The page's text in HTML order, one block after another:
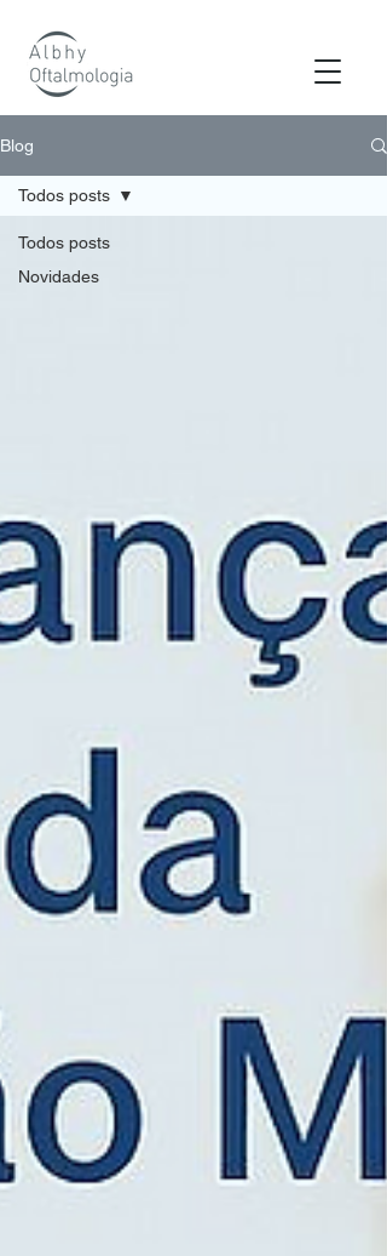
Blog
Todos posts
Novidades
Todos posts